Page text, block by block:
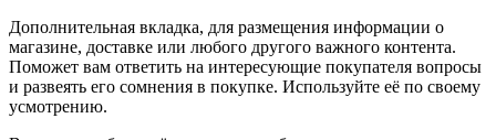
Дополнительная вкладка, для размещения информации о
магазине, доставке или любого другого важного контента.
Поможет вам ответить на интересующие покупателя вопросы
и развеять его сомнения в покупке. Используйте её по своему
усмотрению.